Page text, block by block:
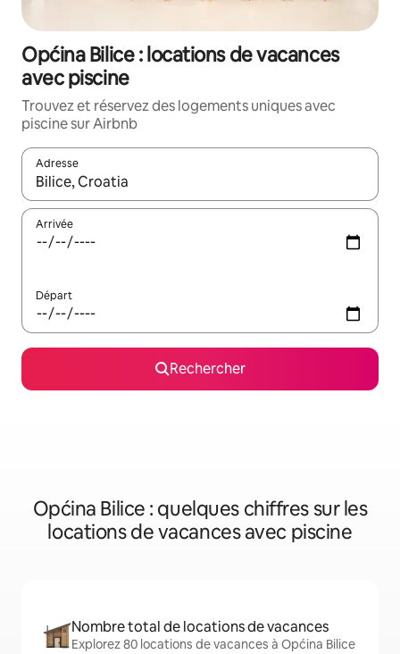
Općina Bilice : locations de vacances
avec piscine
Trouvez et réservez des logements uniques avec
piscine sur Airbnb
Adresse
Lorsque les résultats s'affichent, utilisez les flèches vers le
Arrivée
Départ
Rechercher
Općina Bilice : quelques chiffres sur les
locations de vacances avec piscine
Nombre total de locations de vacances
Explorez 80 locations de vacances à Općina Bilice